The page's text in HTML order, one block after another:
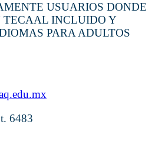
USUARIOS DONDE
TECAAL INCLUIDO Y
PARA ADULTOS
6483